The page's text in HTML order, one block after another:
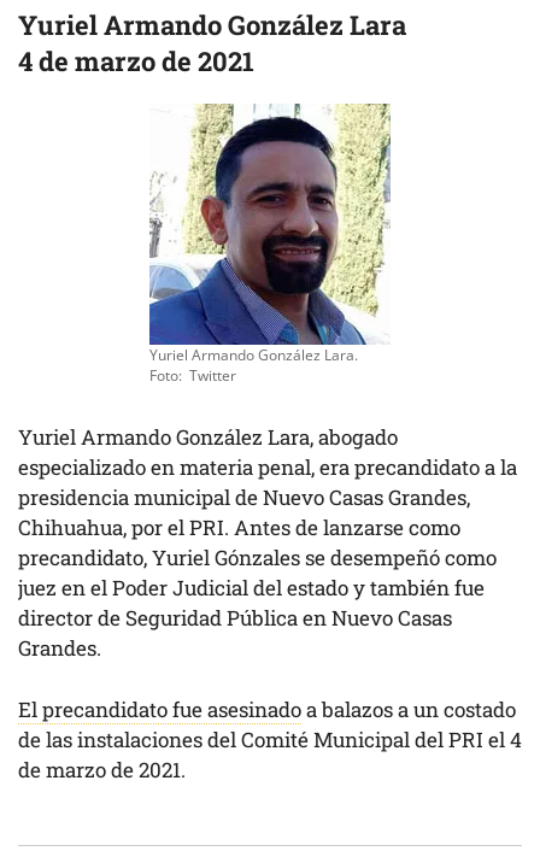
Yuriel Armando González Lara
4 de marzo de 2021
Yuriel Armando González Lara.
Foto: Twitter
Yuriel Armando González Lara, abogado
especializado en materia penal, era precandidato a la
presidencia municipal de Nuevo Casas Grandes,
Chihuahua, por el PRI. Antes de lanzarse como
precandidato, Yuriel Gónzales se desempeñó como
juez en el Poder Judicial del estado y también fue
director de Seguridad Pública en Nuevo Casas
Grandes.
El precandidato fue asesinadoa balazos a un costado
de las instalaciones del Comité Municipal del PRI el 4
de marzo de 2021.